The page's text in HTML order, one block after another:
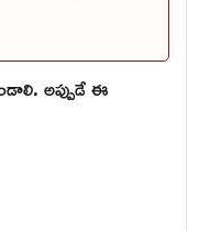
అప్పుడే ఈ